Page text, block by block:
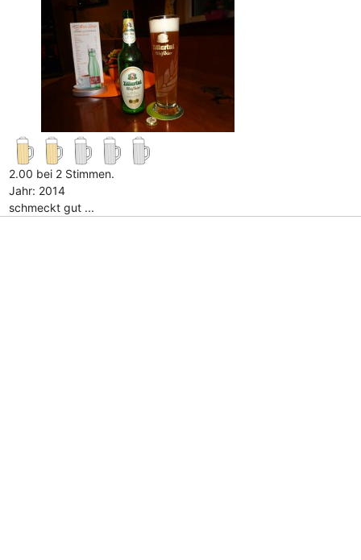
2.00 bei 2 Stimmen.
Jahr: 2014
schmeckt gut ...